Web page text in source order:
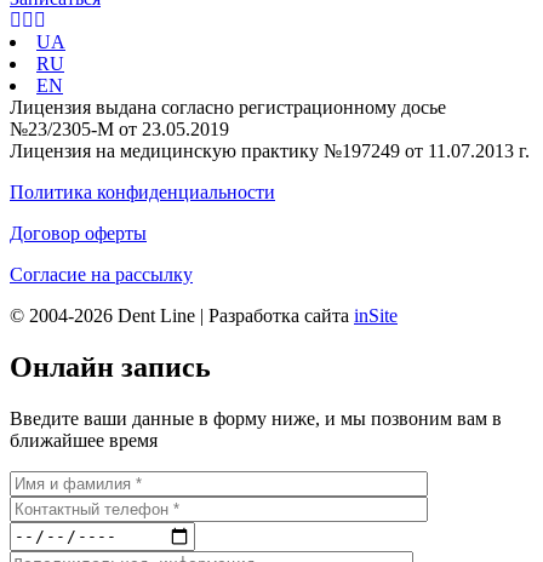
UA
RU
EN
Лицензия выдана согласно регистрационному досье
№23/2305-М от 23.05.2019
Лицензия на медицинскую практику №197249 от 11.07.2013 г.
Политика конфиденциальности
Договор оферты
Согласие на рассылку
© 2004-2026 Dent Line | Разработка сайта inSite
Онлайн запись
Введите ваши данные в форму ниже, и мы позвоним вам в
ближайшее время